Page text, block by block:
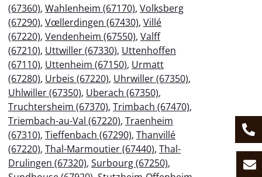
(67360), Wahlenheim (67170), Volksberg
(67290), Vœllerdingen (67430), Villé
(67220), Vendenheim (67550), Valff
(67210), Uttwiller (67330), Uttenhoffen
(67110), Uttenheim (67150), Urmatt
(67280), Urbeis (67220), Uhrwiller (67350),
Uhlwiller (67350), Uberach (67350),
Truchtersheim (67370), Trimbach (67470),
Triembach-au-Val (67220), Traenheim
(67310), Tieffenbach (67290), Thanvillé
(67220), Thal-Marmoutier (67440), Thal-
Drulingen (67320), Surbourg (67250),